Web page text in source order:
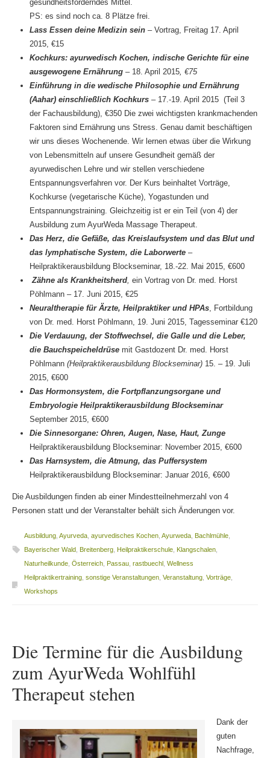
gesundheitsförderndes Mittel.
PS: es sind noch ca. 8 Plätze frei.
Lass Essen deine Medizin sein – Vortrag, Freitag 17. April
2015, €15
Kochkurs: ayurwedisch Kochen, indische Gerichte für eine
ausgewogene Ernährung – 18. April 2015 , €75
Einführung in die wedische Philosophie und Ernährung
(Aahar) einschließlich Kochkurs – 17.-19. April 2015 (Teil 3
der Fachausbildung), €350 Die zwei wichtigsten krankmachenden
Faktoren sind Ernährung uns Stress. Genau damit beschäftigen
wir uns dieses Wochenende. Wir lernen etwas über die Wirkung
von Lebensmitteln auf unsere Gesundheit gemäß der
ayurwedischen Lehre und wir stellen verschiedene
Entspannungsverfahren vor. Der Kurs beinhaltet Vorträge,
Kochkurse (vegetarische Küche), Yogastunden und
Entspannungstraining. Gleichzeitig ist er ein Teil (von 4) der
Ausbildung zum AyurWeda Massage Therapeut.
Das Herz, die Gefäße, das Kreislaufsystem und das Blut und
das lymphatische System, die Laborwerte –
Heilpraktikerausbildung Blockseminar, 18.-22. Mai 2015, €600
Zähne als Krankheitsherd ,ein Vortrag von Dr. med. Horst
Pöhlmann – 17. Juni 2015, €25
Neuraltherapie für Ärzte, Heilpraktiker und HPAs , Fortbildung
von Dr. med. Horst Pöhlmann, 19. Juni 2015, Tagesseminar €120
Die Verdauung, der Stoffwechsel, die Galle und die Leber,
die Bauchspeicheldrüsemit Gastdozent Dr. med. Horst
Pöhlmann (Heilpraktikerausbildung Blockseminar) 15. – 19. Juli
2015, €600
Das Hormonsystem, die Fortpflanzungsorgane und
Embryologie Heilpraktikerausbildung Blockseminar
September 2015, €600
Die Sinnesorgane: Ohren, Augen, Nase, Haut, Zunge
Heilpraktikerausbildung Blockseminar: November 2015, €600
Das Harnsystem, die Atmung, das Puffersystem
Heilpraktikerausbildung Blockseminar: Januar 2016, €600
Die Ausbildungen finden ab einer Mindestteilnehmerzahl von 4
Personen statt und der Veranstalter behält sich Änderungen vor.
Ausbildung, Ayurveda, ayurvedisches Kochen, Ayurweda, Bachlmühle,
Bayerischer Wald
Breitenberg, Heilpraktikerschule, Klangschalen,
Naturheilkunde, Österreich, Passau, rastbuechl
Wellness
Heilpraktikertraining, sonstige Veranstaltungen, Veranstaltung, Vorträge,
Workshops
Die Termine für die Ausbildung
zum AyurWeda Wohlfühl
Therapeut stehen
Dank der
guten
Nachfrage,